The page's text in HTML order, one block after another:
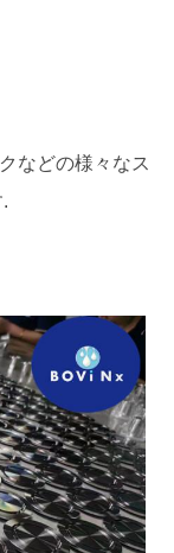
などの様々なス